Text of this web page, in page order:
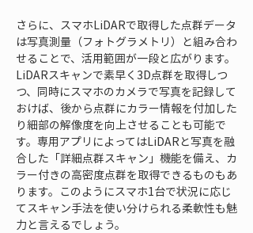
さらに、スマホLiDARで取得した点群データ
は写真測量（フォトグラメトリ）と組み合わ
せることで、活用範囲が一段と広がります。
LiDARスキャンで素早く3D点群を取得しつ
つ、同時にスマホのカメラで写真を記録して
おけば、後から点群にカラー情報を付加した
り細部の解像度を向上させることも可能で
す。専用アプリによってはLiDARと写真を融
合した「詳細点群スキャン」機能を備え、カ
ラー付きの高密度点群を取得できるものもあ
ります。このようにスマホ1台で状況に応じ
てスキャン手法を使い分けられる柔軟性も魅
力と言えるでしょう。